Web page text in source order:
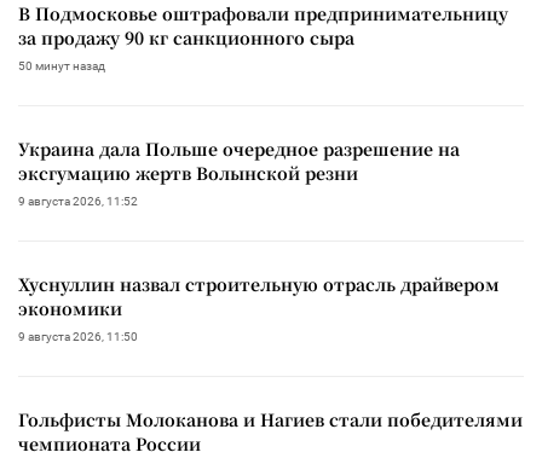
В Подмосковье оштрафовали предпринимательницу
за продажу 90 кг санкционного сыра
50 минут назад
Украина дала Польше очередное разрешение на
эксгумацию жертв Волынской резни
9 августа 2026, 11:52
Хуснуллин назвал строительную отрасль драйвером
экономики
9 августа 2026, 11:50
Гольфисты Молоканова и Нагиев стали победителями
чемпионата России